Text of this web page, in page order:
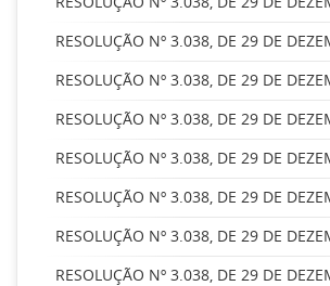
RESOLUÇÃO Nº 3.038, DE 29 DE
RESOLUÇÃO Nº 3.038, DE 29 DE
RESOLUÇÃO Nº 3.038, DE 29 DE
RESOLUÇÃO Nº 3.038, DE 29 DE
RESOLUÇÃO Nº 3.038, DE 29 DE
RESOLUÇÃO Nº 3.038, DE 29 DE
RESOLUÇÃO Nº 3.038, DE 29 DE